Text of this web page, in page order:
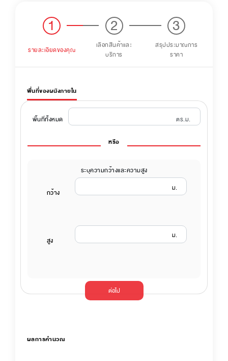
1
รายละเอียดของคุณ
2
เลือกสินค้าและ
บริการ
3
สรุปประมาณการ
ราคา
พื่นที่ของผนังภายใน
พื้นที่ทั้งหมด ตร.ม.
หรือ
ระบุความกว้างและความสูง
กว้าง
ม.
สูง
ม.
ต่อไป
ผลการคำนวณ